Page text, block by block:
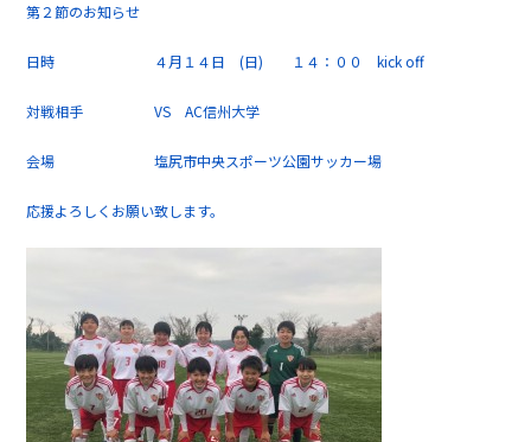
第２節のお知らせ
日時 ４月１４日 (日) １４：００ kick off
対戦相手 VS AC信州大学
会場 塩尻市中央スポーツ公園サッカー場
応援よろしくお願い致します。